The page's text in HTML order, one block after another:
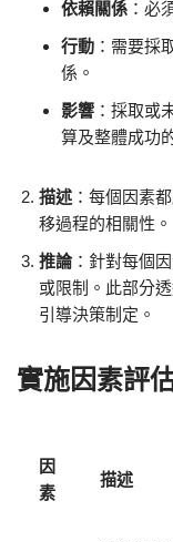
依賴關係 ：必
行動 ：需要採
係。
影響 ：採取或
算及整體成功
描述 ：每個因素
移過程的相關性。
推論：針對每個
或限制。此部分
引導決策制定。
實施因素評
因
素
描述